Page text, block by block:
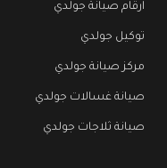
ارقام صيانة جولدي
توكيل جولدي
مركز صيانة جولدي
صيانة غسالات جولدي
صيانة ثلاجات جولدي